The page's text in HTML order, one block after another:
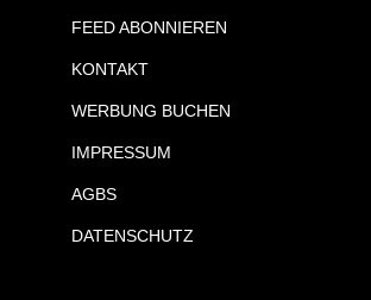
FEED ABONNIEREN
KONTAKT
WERBUNG BUCHEN
IMPRESSUM
AGBS
DATENSCHUTZ